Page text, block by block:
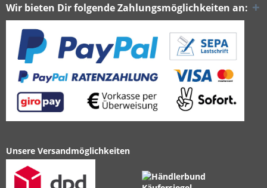
Wir bieten Dir folgende Zahlungsmöglichkeiten an:
Unsere Versandmöglichkeiten